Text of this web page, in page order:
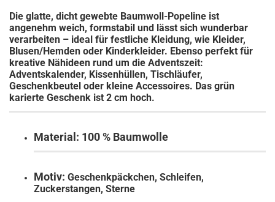
Die glatte, dicht gewebte Baumwoll-Popeline ist
angenehm weich, formstabil und lässt sich wunderbar
verarbeiten – ideal für festliche Kleidung, wie Kleider,
Blusen/Hemden oder Kinderkleider. Ebenso perfekt für
kreative Nähideen rund um die Adventszeit:
Adventskalender, Kissenhüllen, Tischläufer,
Geschenkbeutel oder kleine Accessoires. Das grün
karierte Geschenk ist 2 cm hoch.
Material: 100 % Baumwolle
Motiv: Geschenkpäckchen, Schleifen,
Zuckerstangen, Sterne